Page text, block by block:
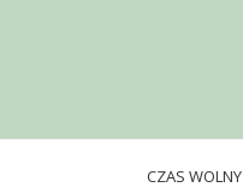
CZAS WOLNY